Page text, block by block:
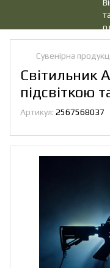
Сувенірна
Cвітильник
підсвіткою
Артикул: 2567568037